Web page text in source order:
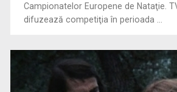
Otita la câini și pisici: ce trebuie să știe
Campionatelor Europene de Nataţie.
difuzează competiţia în perioada ...